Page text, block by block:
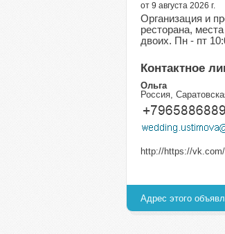
от 9 августа 2026 г.
Организация и
ресторана,
двоих. Пн - пт
Контактное
Ольга
Россия,
http://https://
Адрес этого